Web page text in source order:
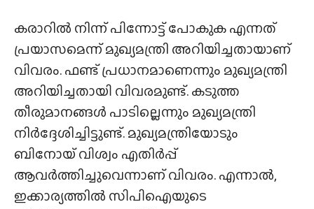
കരാറിൽ നിന്ന് പിന്നോട്ട് പോകുക എന്നത്
പ്രയാസമെന്ന് മുഖ്യമന്ത്രി അറിയിച്ചതായാണ്
വിവരം. ഫണ്ട് പ്രധാനമാണെന്നും മുഖ്യമന്ത്രി
അറിയിച്ചതായി വിവരമുണ്ട്. കടുത്ത
തീരുമാനങ്ങൾ പാടില്ലെന്നും മുഖ്യമന്ത്രി
നിർദ്ദേശിച്ചിട്ടുണ്ട്. മുഖ്യമന്ത്രിയോടും
ബിനോയ് വിശ്വം എതിർപ്പ്
ആവർത്തിച്ചുവെന്നാണ്‌ വിവരം. എന്നാൽ,
ഇക്കാര്യത്തിൽ സിപിഐയുടെ